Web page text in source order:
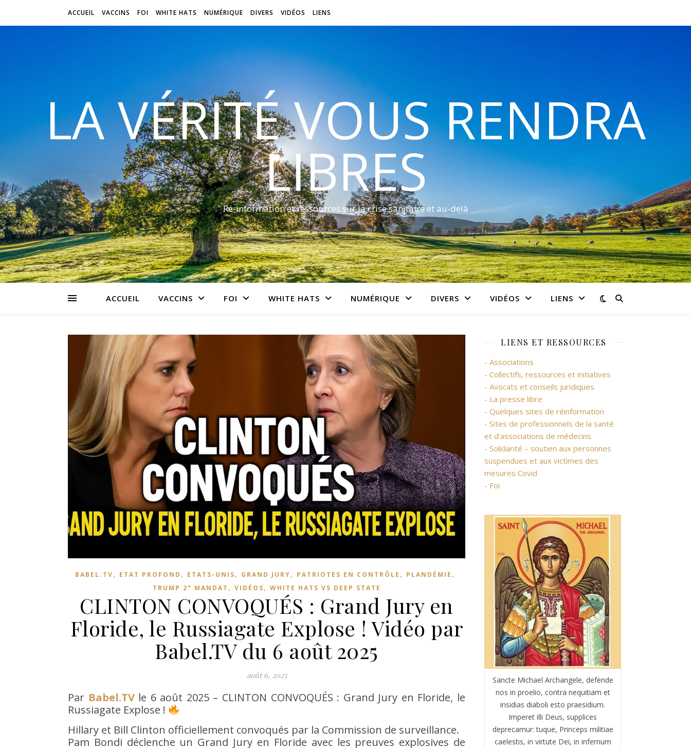
ACCUEIL VACCINS FOI WHITE HATS NUMÉRIQUE DIVERS VIDÉOS LIENS
LA VÉRITÉ VOUS RENDRA
LIBRES
Ré-information et ressources sur la crise sanitaire et au-delà
ACCUEIL VACCINS FOI WHITE HATS NUMÉRIQUE DIVERS VIDÉOS LIENS
BABEL.TV, ETAT PROFOND , ETATS-UNIS, GRAND JURY, PATRIOTES EN CONTRÔLE , PLANDÉMIE ,
TRUMP 2° MANDAT , VIDÉOS, WHITE HATS VS DEEP STATE
CLINTON CONVOQUÉS : Grand Jury en
Floride, le Russiagate Explose ! Vidéo par
Babel.TV du 6 août 2025
août 6, 2025
Par Babel.TVle 6 août 2025 – CLINTON CONVOQUÉS : Grand Jury en Floride, le
Russiagate Explose !
Hillary et Bill Clinton officiellement convoqués par la Commission de surveillance.
Pam Bondi déclenche un Grand Jury en Floride avec les preuves explosives de
LIENS ET RESSOURCES
- Associations
- Collectifs, ressources et initiatives
- Avocats et conseils juridiques
- La presse libre
- Quelques sites de réinformation
- Sites de professionnels de la santé
et d’associations de médecins
- Solidarité – soutien aux personnes
suspendues et aux victimes des
mesures Covid
- Foi
Sancte Michael Archangele, defende
nos in proelio, contra nequitiam et
insidias diaboli esto praesidium.
Imperet illi Deus, supplices
deprecamur: tuque, Princeps militiae
caelestis, in virtute Dei, in infernum